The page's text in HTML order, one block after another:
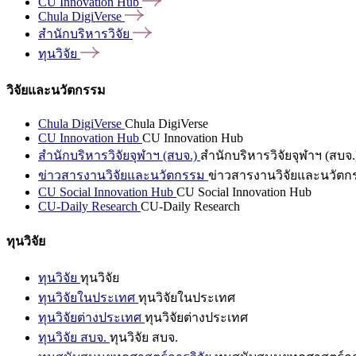
Chula DigiVerse
สำนักบริหารวิจัย
ทุนวิจัย
วิจัยและนวัตกรรม
Chula DigiVerse Chula DigiVerse
CU Innovation Hub CU Innovation Hub
สำนักบริหารวิจัยจุฬาฯ (สบจ.) สำนักบริหารวิจัยจุฬาฯ (สบจ
ข่าวสารงานวิจัยและนวัตกรรม ข่าวสารงานวิจัยและนวัตก
CU Social Innovation Hub CU Social Innovation Hub
CU-Daily Research CU-Daily Research
ทุนวิจัย
ทุนวิจัย ทุนวิจัย
ทุนวิจัยในประเทศ ทุนวิจัยในประเทศ
ทุนวิจัยต่างประเทศ ทุนวิจัยต่างประเทศ
ทุนวิจัย สบจ. ทุนวิจัย สบจ.